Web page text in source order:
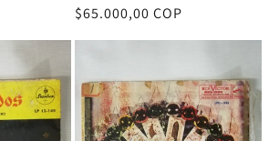
Precio
$65.000,00 COP